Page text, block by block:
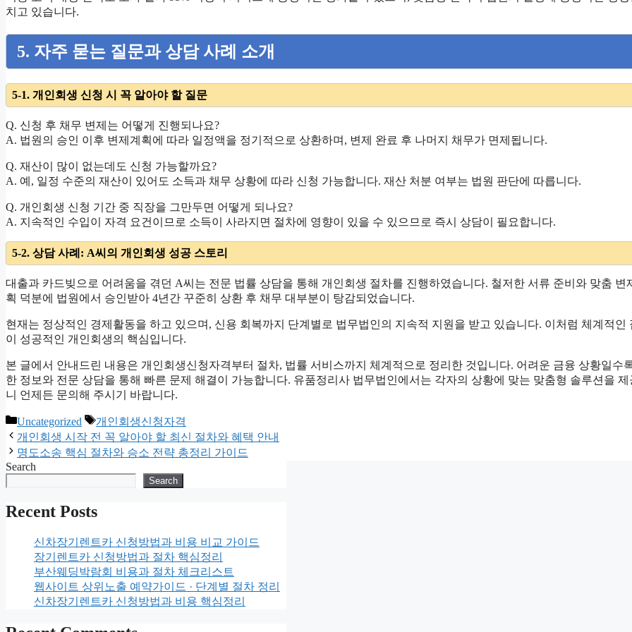
치고 있습니다.
5. 자주 묻는 질문과 상담 사례 소개
5-1. 개인회생 신청 시 꼭 알아야 할 질문
Q. 신청 후 채무 변제는 어떻게 진행되나요?
A. 법원의 승인 이후 변제계획에 따라 일정액을 정기적으로 상환하며, 변제 완료 후 나머지 채무가 면제됩니다.
Q. 재산이 많이 없는데도 신청 가능할까요?
A. 예, 일정 수준의 재산이 있어도 소득과 채무 상황에 따라 신청 가능합니다. 재산 처분 여부는 법원 판단에 따릅니다.
Q. 개인회생 신청 기간 중 직장을 그만두면 어떻게 되나요?
A. 지속적인 수입이 자격 요건이므로 소득이 사라지면 절차에 영향이 있을 수 있으므로 즉시 상담이 필요합니다.
5-2. 상담 사례: A씨의 개인회생 성공 스토리
대출과 카드빚으로 어려움을 겪던 A씨는 전문 법률 상담을 통해 개인회생 절차를 진행하였습니다. 철저한 서류 준비와 맞춤 변
획 덕분에 법원에서 승인받아 4년간 꾸준히 상환 후 채무 대부분이 탕감되었습니다.
현재는 정상적인 경제활동을 하고 있으며, 신용 회복까지 단계별로 법무법인의 지속적 지원을 받고 있습니다. 이처럼 체계적인
이 성공적인 개인회생의 핵심입니다.
본 글에서 안내드린 내용은 개인회생신청자격부터 절차, 법률 서비스까지 체계적으로 정리한 것입니다. 어려운 금융 상황일수
한 정보와 전문 상담을 통해 빠른 문제 해결이 가능합니다. 유품정리사 법무법인에서는 각자의 상황에 맞는 맞춤형 솔루션을 제
니 언제든 문의해 주시기 바랍니다.
Categories
Uncategorized Tags
개인회생신청자격
개인회생 시작 전 꼭 알아야 할 최신 절차와 혜택 안내
명도소송 핵심 절차와 승소 전략 총정리 가이드
Search
Search
Recent Posts
신차장기렌트카 신청방법과 비용 비교 가이드
장기렌트카 신청방법과 절차 핵심정리
부산웨딩박람회 비용과 절차 체크리스트
웹사이트 상위노출 예약가이드 · 단계별 절차 정리
신차장기렌트카 신청방법과 비용 핵심정리